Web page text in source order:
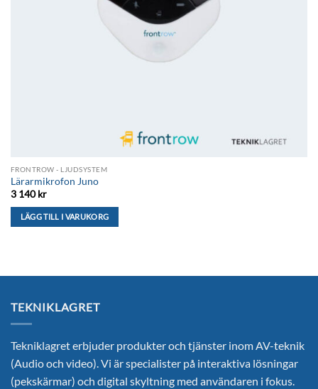
FRONTROW - LJUDSYSTEM
Lärarmikrofon Juno
3 140kr
LÄGG TILL I VARUKORG
TEKNIKLAGRET
Tekniklagret erbjuder produkter och tjänster inom AV-teknik
(Audio och video). Vi är specialister på interaktiva lösningar
(pekskärmar) och digital skyltning med användaren i fokus.